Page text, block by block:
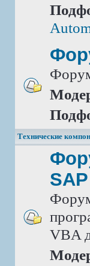
Технические
SAP
VBA